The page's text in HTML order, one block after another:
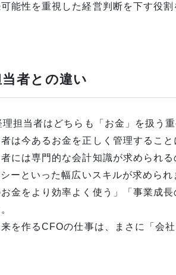
能性を重視した経営判断を下す役割
者との違い
担当者はどちらも「お金」を扱う重
は今あるお金を正しく管理するこ
には専門的な会計知識が求められ
ーといった幅広いスキルが求められ
お金をより効率よく使う」「事業成
を作るCFOの仕事は、まさに「会